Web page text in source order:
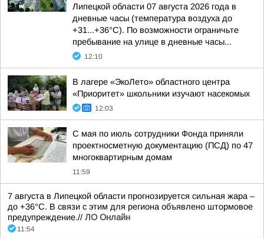
Липецкой области 07 августа 2026 года в
дневные часы (температура воздуха до
+31...+36°C). По возможности ограничьте
пребывание на улице в дневные часы...
12:10
В лагере «ЭкоЛето» областного центра
«Приоритет» школьники изучают насекомых
12:03
С мая по июль сотрудники Фонда приняли
проектносметную документацию (ПСД) по 47
многоквартирным домам
11:59
7 августа в Липецкой области прогнозируется сильная жара –
до +36°С. В связи с этим для региона объявлено штормовое
предупреждение.// ЛО Онлайн
11:54